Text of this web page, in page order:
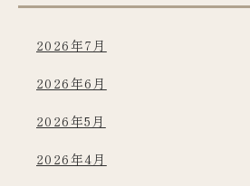
2026年7月
2026年6月
2026年5月
2026年4月